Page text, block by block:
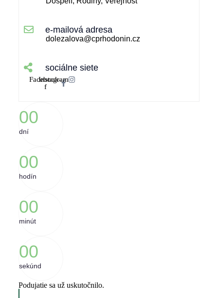
e-mailová adresa
dolezalova@cprhodonin.cz
sociálne siete
Facebook-
f
Instagram
00
dní
00
hodín
00
minút
00
sekúnd
Podujatie sa už uskutočnilo.